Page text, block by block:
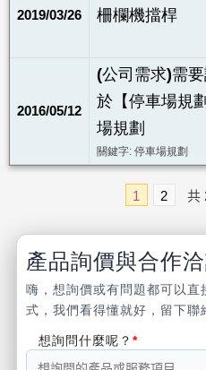
2019/03/26 柵欄機擋桿
2016/05/12
(公司需求)需
於【停車場規
場規劃
關鍵字: 停車場規劃
1 2 共
產品詢價與合作
嗨，想詢價或有問題都可以直
式，我們看得懂就好，留下
想詢問什麼呢？